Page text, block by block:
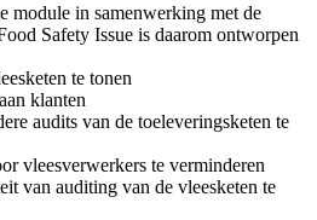
module in samenwerking met de
Safety Issue is daarom ontworpen
te tonen
klanten
audits van de toeleveringsketen te
vleesverwerkers te verminderen
van auditing van de vleesketen te